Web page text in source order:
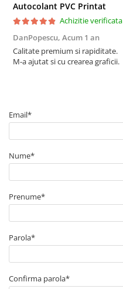
Autocolant PVC Printat
Achizitie verificata
DanPopescu, Acum 1 an
Calitate premium si rapiditate.
M-a ajutat si cu crearea graficii.
Email*
Nume*
Prenume*
Parola*
Confirma parola*